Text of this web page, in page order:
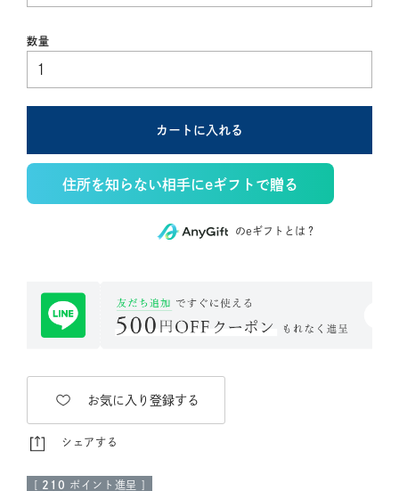
カートに入れる
住所を知らない相手にeギフトで贈る
のeギフトとは？
お気に入り登録する
シェアする
[ 210 ポイント進呈 ]